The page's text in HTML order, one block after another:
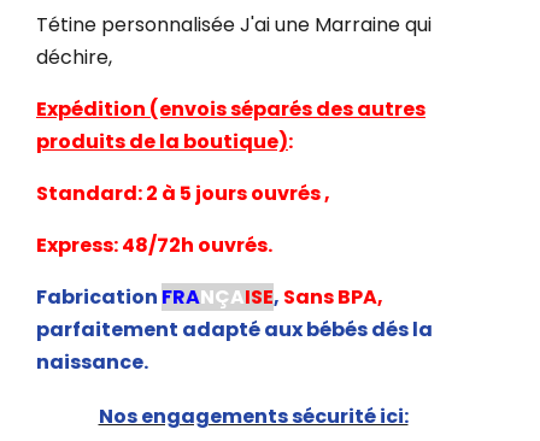
Tétine personnalisée J'ai une Marraine qui
déchire,
Expédition (envois séparés des autres
produits de la boutique):
Standard: 2 à 5 jours ouvrés ,
Express: 48/72h ouvrés.
Fabrication FRANÇAISE, Sans BPA,
parfaitement adapté aux bébés dés la
naissance.
Nos engagements sécurité ici: